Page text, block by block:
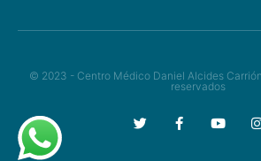
© 2023 - Centro Médico Daniel Alcides
reservados